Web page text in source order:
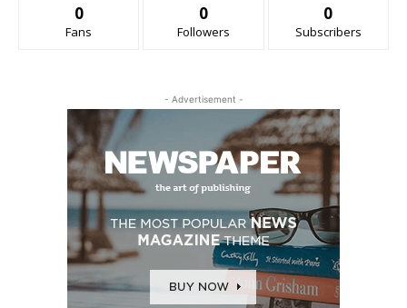
0
Fans
0
Followers
0
Subscribers
- Advertisement -